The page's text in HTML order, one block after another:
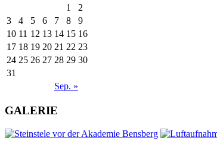
Sep. »
1
2
3
4 5 6 7 8
9
10 11 12 13 14 15 16
17 18 19 20 21 22 23
24 25 26 27 28 29 30
31
GALERIE